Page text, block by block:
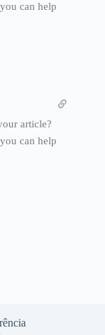
can help
article?
can help